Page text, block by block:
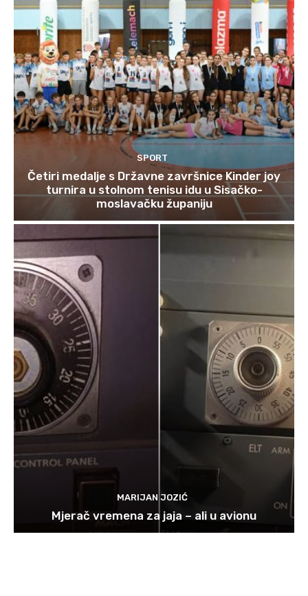
SPORT
Četiri medalje s Državne završnice Kinder joy
turnira u stolnom tenisu idu u Sisačko-
moslavačku županiju
MARIJAN JOZIĆ
Mjerač vremena za jaja – ali u avionu